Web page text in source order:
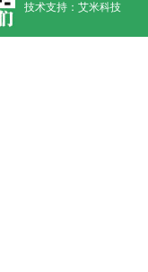
技术支持： 艾米科技